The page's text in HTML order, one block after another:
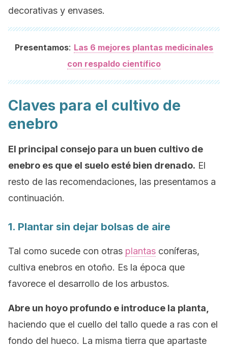
decorativas y envases.
Presentamos: Las 6 mejores plantas medicinales
con respaldo científico
Claves para el cultivo de
enebro
El principal consejo para un buen cultivo de
enebro es que el suelo esté bien drenado. El
resto de las recomendaciones, las presentamos a
continuación.
1. Plantar sin dejar bolsas de aire
Tal como sucede con otras plantas coníferas,
cultiva enebros en otoño. Es la época que
favorece el desarrollo de los arbustos.
Abre un hoyo profundo e introduce la planta,
haciendo que el cuello del tallo quede a ras con el
fondo del hueco. La misma tierra que apartaste